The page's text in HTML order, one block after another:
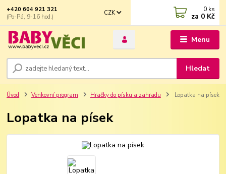
Menu
CZK
Hledat
+420 604 921 321
(Po-Pá, 9-16 hod.)
0 ks
za 0 Kč
Úvod Venkovní program Hračky do písku a zahradu Lopatka na písek
Lopatka na písek